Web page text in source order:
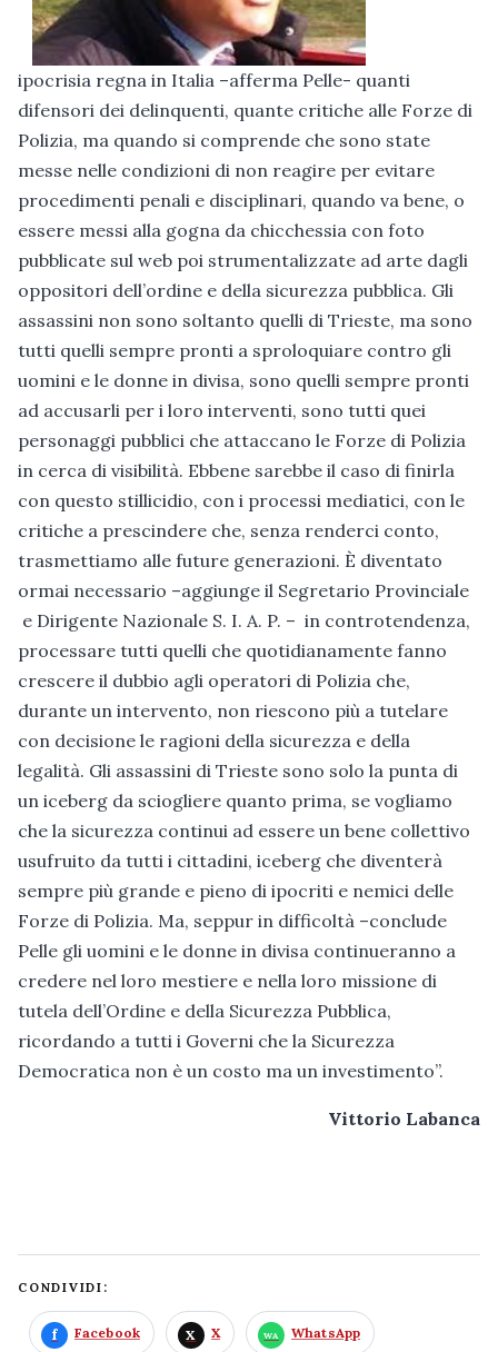
ipocrisia regna in Italia –afferma Pelle- quanti
difensori dei delinquenti, quante critiche alle Forze di
Polizia, ma quando si comprende che sono state
messe nelle condizioni di non reagire per evitare
procedimenti penali e disciplinari, quando va bene, o
essere messi alla gogna da chicchessia con foto
pubblicate sul web poi strumentalizzate ad arte dagli
oppositori dell’ordine e della sicurezza pubblica. Gli
assassini non sono soltanto quelli di Trieste, ma sono
tutti quelli sempre pronti a sproloquiare contro gli
uomini e le donne in divisa, sono quelli sempre pronti
ad accusarli per i loro interventi, sono tutti quei
personaggi pubblici che attaccano le Forze di Polizia
in cerca di visibilità. Ebbene sarebbe il caso di finirla
con questo stillicidio, con i processi mediatici, con le
critiche a prescindere che, senza renderci conto,
trasmettiamo alle future generazioni. È diventato
ormai necessario –aggiunge il Segretario Provinciale
e Dirigente Nazionale S. I. A. P. – in controtendenza,
processare tutti quelli che quotidianamente fanno
crescere il dubbio agli operatori di Polizia che,
durante un intervento, non riescono più a tutelare
con decisione le ragioni della sicurezza e della
legalità. Gli assassini di Trieste sono solo la punta di
un iceberg da sciogliere quanto prima, se vogliamo
che la sicurezza continui ad essere un bene collettivo
usufruito da tutti i cittadini, iceberg che diventerà
sempre più grande e pieno di ipocriti e nemici delle
Forze di Polizia. Ma, seppur in difficoltà –conclude
Pelle gli uomini e le donne in divisa continueranno a
credere nel loro mestiere e nella loro missione di
tutela dell’Ordine e della Sicurezza Pubblica,
ricordando a tutti i Governi che la Sicurezza
Democratica non è un costo ma un investimento”.
Vittorio Labanca
CONDIVIDI:
Facebook X WhatsApp